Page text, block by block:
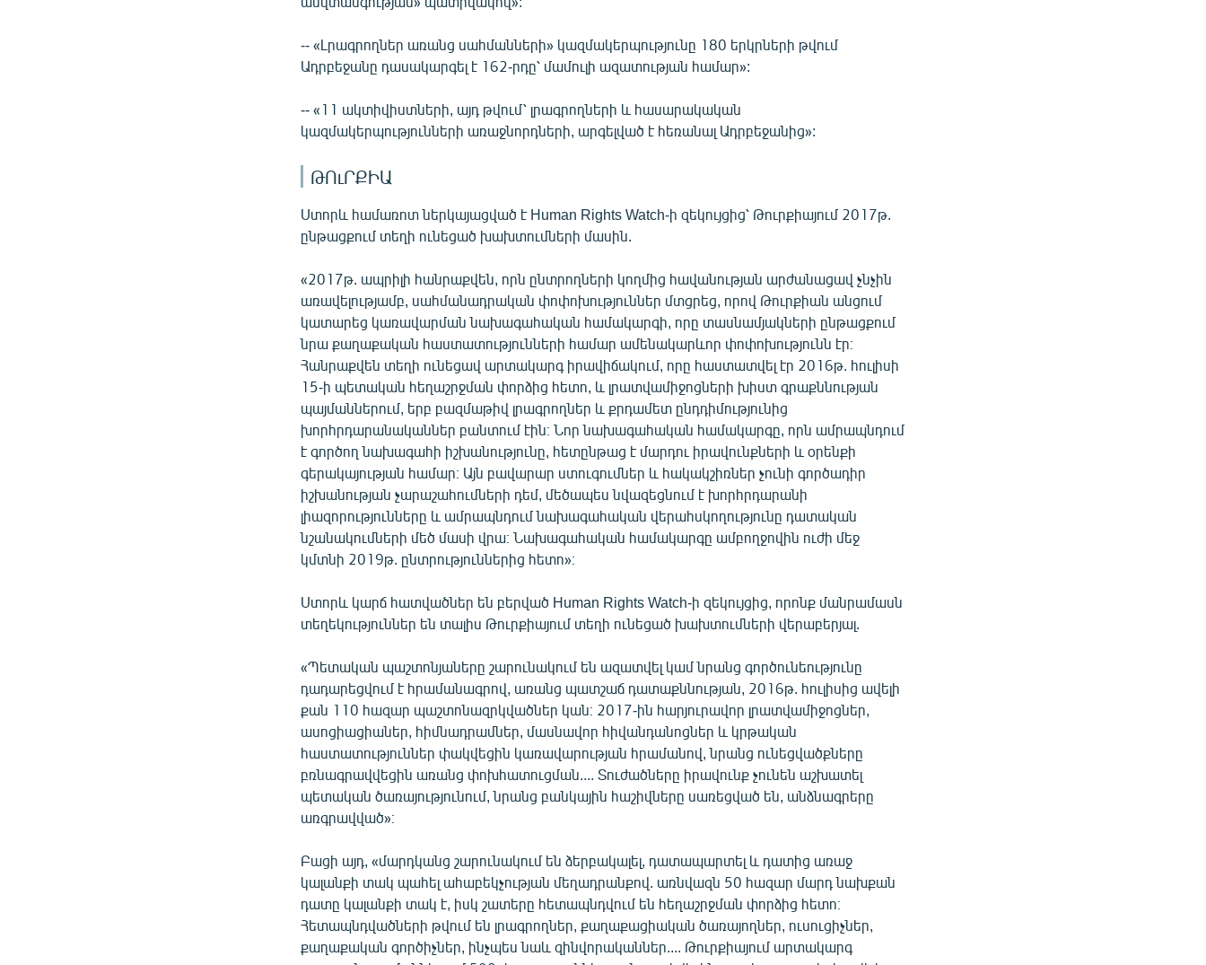
-- «Լրագրողներ առանց սահմանների» կազմակերպությունը 180 երկրների թվում
Ադրբեջանը դասակարգել է 162-րդը՝ մամուլի ազատության համար»:
-- «11 ակտիվիստների, այդ թվում՝ լրագրողների և հասարակական
կազմակերպությունների առաջնորդների, արգելված է հեռանալ Ադրբեջանից»:
ԹՈւՐՔԻԱ
Ստորև համառոտ ներկայացված է Human Rights Watch-ի զեկույցից՝ Թուրքիայում 2017թ.
ընթացքում տեղի ունեցած խախտումների մասին.
«2017թ. ապրիլի հանրաքվեն, որն ընտրողների կողմից հավանության արժանացավ չնչին
առավելությամբ, սահմանադրական փոփոխություններ մտցրեց, որով Թուրքիան անցում
կատարեց կառավարման նախագահական համակարգի, որը տասնամյակների ընթացքում
նրա քաղաքական հաստատությունների համար ամենակարևոր փոփոխությունն էր։
Հանրաքվեն տեղի ունեցավ արտակարգ իրավիճակում, որը հաստատվել էր 2016թ. հուլիսի
15-ի պետական հեղաշրջման փորձից հետո, և լրատվամիջոցների խիստ գրաքննության
պայմաններում, երբ բազմաթիվ լրագրողներ և քրդամետ ընդդիմությունից
խորհրդարանականներ բանտում էին։ Նոր նախագահական համակարգը, որն ամրապնդում
է գործող նախագահի իշխանությունը, հետընթաց է մարդու իրավունքների և օրենքի
գերակայության համար։ Այն բավարար ստուգումներ և հակակշիռներ չունի գործադիր
իշխանության չարաշահումների դեմ, մեծապես նվազեցնում է խորհրդարանի
լիազորությունները և ամրապնդում նախագահական վերահսկողությունը դատական
նշանակումների մեծ մասի վրա։ Նախագահական համակարգը ամբողջովին ուժի մեջ
կմտնի 2019թ. ընտրություններից հետո»։
Ստորև կարճ հատվածներ են բերված Human Rights Watch-ի զեկույցից, որոնք մանրամասն
տեղեկություններ են տալիս Թուրքիայում տեղի ունեցած խախտումների վերաբերյալ.
«Պետական պաշտոնյաները շարունակում են ազատվել կամ նրանց գործունեությունը
դադարեցվում է հրամանագրով, առանց պատշաճ դատաքննության, 2016թ. հուլիսից ավելի
քան 110 հազար պաշտոնազրկվածներ կան։ 2017-ին հարյուրավոր լրատվամիջոցներ,
ասոցիացիաներ, հիմնադրամներ, մասնավոր հիվանդանոցներ և կրթական
հաստատություններ փակվեցին կառավարության հրամանով, նրանց ունեցվածքները
բռնագրավվեցին առանց փոխհատուցման.... Տուժածները իրավունք չունեն աշխատել
պետական ծառայությունում, նրանց բանկային հաշիվները սառեցված են, անձնագրերը
առգրավված»։
Բացի այդ, «մարդկանց շարունակում են ձերբակալել, դատապարտել և դատից առաջ
կալանքի տակ պահել ահաբեկչության մեղադրանքով. առնվազն 50 հազար մարդ նախքան
դատը կալանքի տակ է, իսկ շատերը հետապնդվում են հեղաշրջման փորձից հետո։
Հետապնդվածների թվում են լրագրողներ, քաղաքացիական ծառայողներ, ուսուցիչներ,
քաղաքական գործիչներ, ինչպես նաև զինվորականներ.... Թուրքիայում արտակարգ